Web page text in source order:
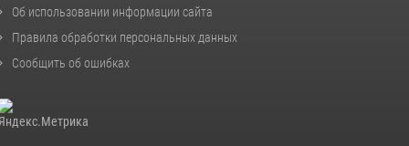
Об использовании информации сайта
Правила обработки персональных данных
Сообщить об ошибках